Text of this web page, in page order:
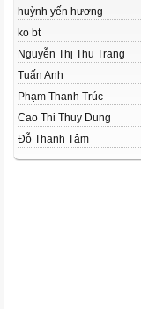
huỳnh yến hương
ko bt
Nguyễn Thị Thu Trang
Tuấn Anh
Phạm Thanh Trúc
Cao Thi Thuy Dung
Đỗ Thanh Tâm